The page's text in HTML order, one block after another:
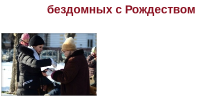
бездомных с Рождеством